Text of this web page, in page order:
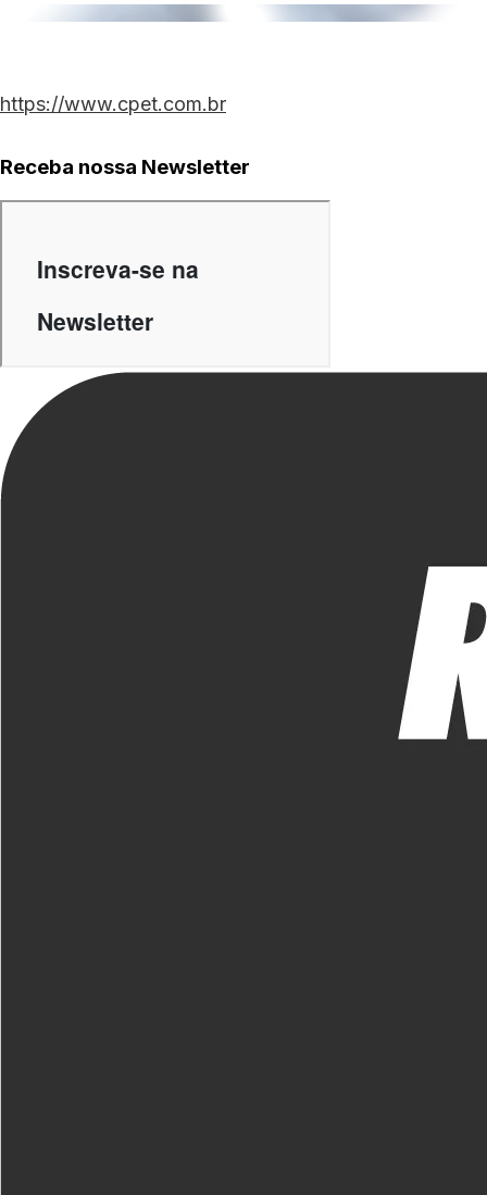
https://www.cpet.com.br
Receba nossa Newsletter